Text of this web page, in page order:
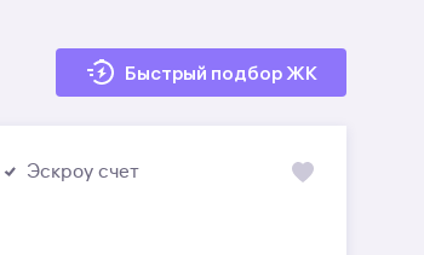
Быстрый подбор ЖК
Эскроу счет